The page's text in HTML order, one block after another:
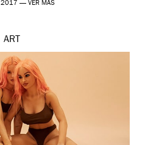
— VER MÁS
ART